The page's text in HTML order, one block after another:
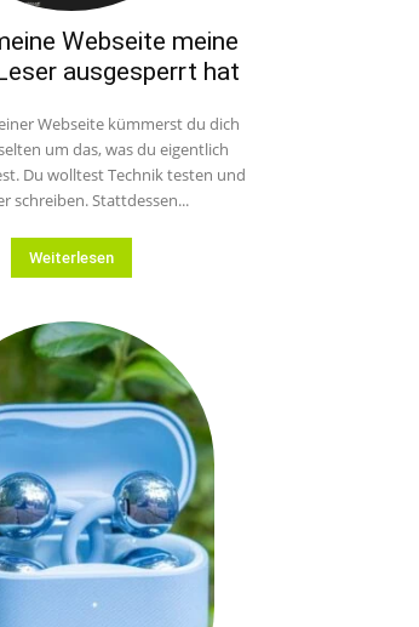
Webseite meine
ausgesperrt hat
Webseite kümmerst du dich
um das, was du eigentlich
Du wolltest Technik testen und
schreiben. Stattdessen...
Weiterlesen